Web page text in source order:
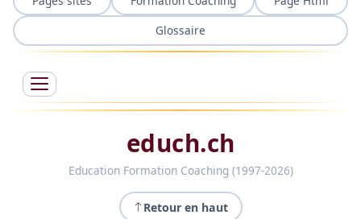
Glossaire
educh.ch
Education Formation Coaching (1997-2026)
Retour en haut